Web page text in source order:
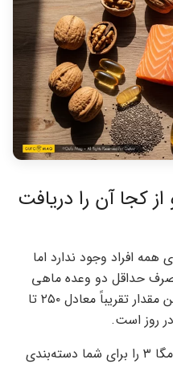
داریم و از کجا آن را دریافت
همه افراد وجود ندارد اما
حداقل دو وعده ماهی
چرب در هفته را توصیه می‌کنند. این مقدار تقریباً معادل ۲۵۰ تا
در جدول زیر بهترین منابع غذایی امگا ۳ را برای شما دسته‌بندی